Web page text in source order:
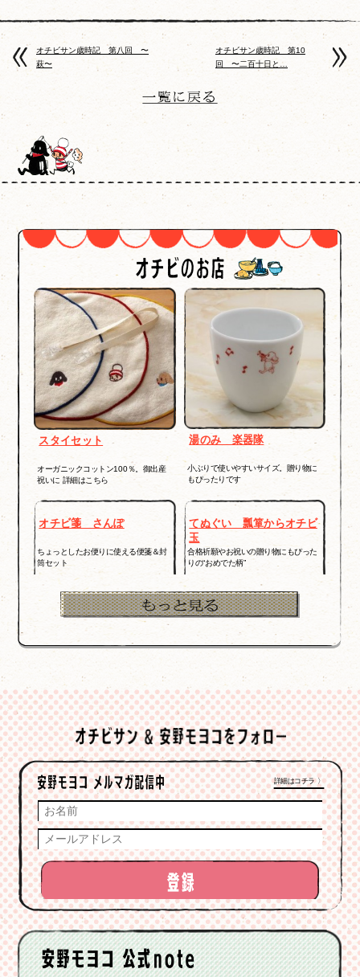
オチビサン歳時記 第八回 〜
萩〜
オチビサン歳時記 第10
回 〜二百十日と…
スタイセット
オーガニックコットン100％。御出産
祝いに 詳細はこちら
湯のみ 楽器隊
小ぶりで使いやすいサイズ。贈り物に
もぴったりです
オチビ箋 さんぽ
ちょっとしたお便りに使える便箋＆封
筒セット
てぬぐい 瓢箪からオチビ
玉
合格祈願やお祝いの贈り物にもぴった
りの“おめでた柄”
詳細はコチラ 〉